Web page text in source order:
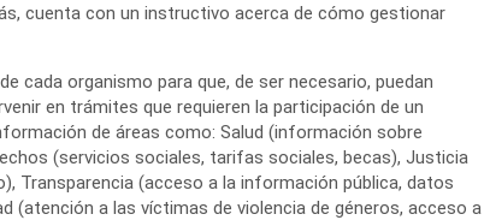
cuenta con un instructivo acerca de cómo gestionar
cada organismo para que, de ser necesario, puedan
en trámites que requieren la participación de un
de áreas como: Salud (información sobre
(servicios sociales, tarifas sociales, becas), Justicia
Transparencia (acceso a la información pública, datos
(atención a las víctimas de violencia de géneros, acceso a